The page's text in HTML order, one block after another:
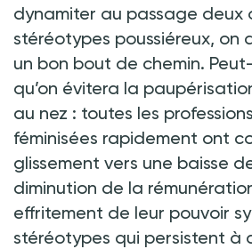
dynamiter au passage deux
stéréotypes poussiéreux, on
un bon bout de chemin.
qu’on évitera la
au nez : toutes les
féminisées rapidement ont
glissement vers une baisse
diminution de la
effritement de leur pouvoir
stéréotypes qui persistent à